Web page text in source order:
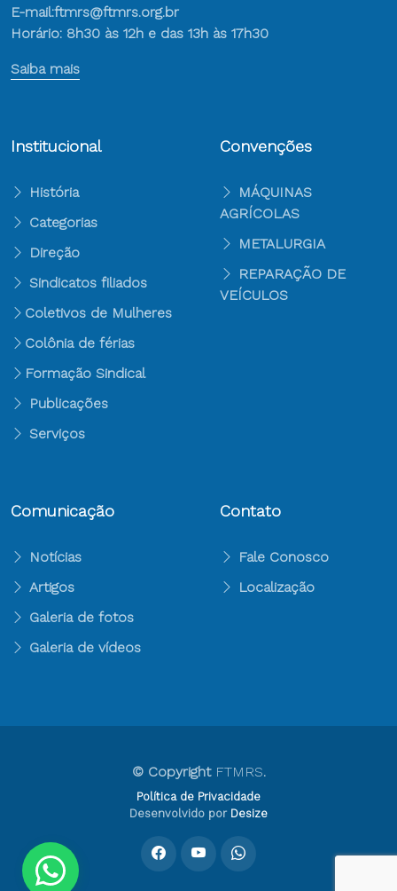
E-mail:ftmrs@ftmrs.org.br
Horário: 8h30 às 12h e das 13h às 17h30
Saiba mais
Institucional
História
Categorias
Direção
Sindicatos filiados
Coletivos de Mulheres
Colônia de férias
Formação Sindical
Publicações
Serviços
Convenções
MÁQUINAS
AGRÍCOLAS
METALURGIA
REPARAÇÃO DE
VEÍCULOS
Comunicação
Notícias
Artigos
Galeria de fotos
Galeria de vídeos
Contato
Fale Conosco
Localização
© Copyright FTMRS.
Política de Privacidade
Desenvolvido por Desize